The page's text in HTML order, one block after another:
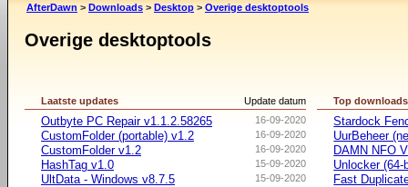
AfterDawn > Downloads > Desktop > Overige desktoptools
Overige desktoptools
Update datum
Laatste updates
16-09-2020
Outbyte PC Repair v1.1.2.58265
16-09-2020
CustomFolder (portable) v1.2
16-09-2020
CustomFolder v1.2
15-09-2020
HashTag v1.0
15-09-2020
UltData - Windows v8.7.5
Top downloads
Stardock
UurBeheer
DAMN NFO
Unlocker (64-
Fast